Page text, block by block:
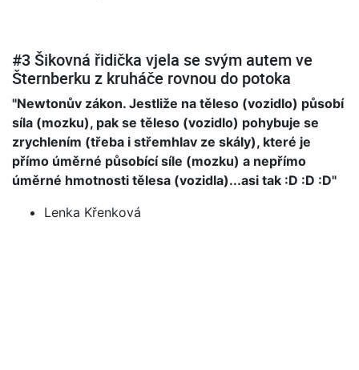
#3 Šikovná řidička vjela se svým autem ve
Šternberku z kruháče rovnou do potoka
"Newtonův zákon. Jestliže na těleso (vozidlo) působí
síla (mozku), pak se těleso (vozidlo) pohybuje se
zrychlením (třeba i střemhlav ze skály), které je
přímo úměrné působící síle (mozku) a nepřímo
úměrné hmotnosti tělesa (vozidla)...asi tak :D :D :D"
Lenka Křenková